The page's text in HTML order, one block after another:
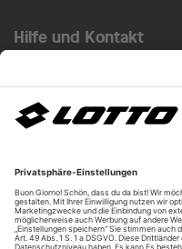
Hilfe und Kontakt
Über uns
Unsere Vorteile